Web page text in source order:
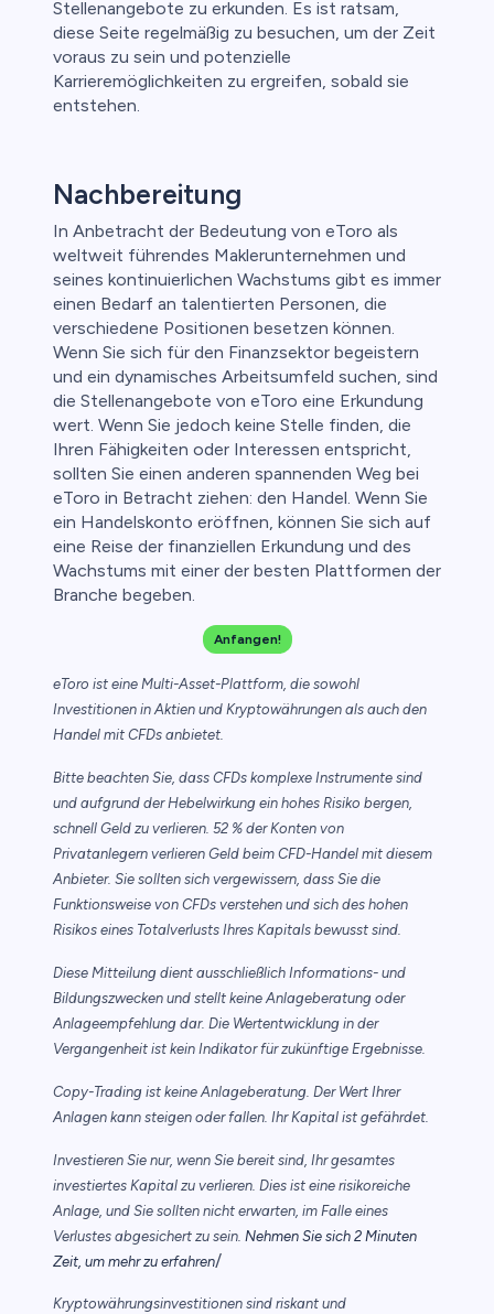
Stellenangebote zu erkunden. Es ist ratsam,
diese Seite regelmäßig zu besuchen, um der Zeit
voraus zu sein und potenzielle
Karrieremöglichkeiten zu ergreifen, sobald sie
entstehen.
Nachbereitung
In Anbetracht der Bedeutung von eToro als
weltweit führendes Maklerunternehmen und
seines kontinuierlichen Wachstums gibt es immer
einen Bedarf an talentierten Personen, die
verschiedene Positionen besetzen können.
Wenn Sie sich für den Finanzsektor begeistern
und ein dynamisches Arbeitsumfeld suchen, sind
die Stellenangebote von eToro eine Erkundung
wert. Wenn Sie jedoch keine Stelle finden, die
Ihren Fähigkeiten oder Interessen entspricht,
sollten Sie einen anderen spannenden Weg bei
eToro in Betracht ziehen: den Handel. Wenn Sie
ein Handelskonto eröffnen, können Sie sich auf
eine Reise der finanziellen Erkundung und des
Wachstums mit einer der besten Plattformen der
Branche begeben.
Anfangen!
eToro ist eine Multi-Asset-Plattform, die sowohl
Investitionen in Aktien und Kryptowährungen als auch den
Handel mit CFDs anbietet.
Bitte beachten Sie, dass CFDs komplexe Instrumente sind
und aufgrund der Hebelwirkung ein hohes Risiko bergen,
schnell Geld zu verlieren. 52 % der Konten von
Privatanlegern verlieren Geld beim CFD-Handel mit diesem
Anbieter. Sie sollten sich vergewissern, dass Sie die
Funktionsweise von CFDs verstehen und sich des hohen
Risikos eines Totalverlusts Ihres Kapitals bewusst sind.
Diese Mitteilung dient ausschließlich Informations- und
Bildungszwecken und stellt keine Anlageberatung oder
Anlageempfehlung dar. Die Wertentwicklung in der
Vergangenheit ist kein Indikator für zukünftige Ergebnisse.
Copy-Trading ist keine Anlageberatung. Der Wert Ihrer
Anlagen kann steigen oder fallen. Ihr Kapital ist gefährdet.
Investieren Sie nur, wenn Sie bereit sind, Ihr gesamtes
investiertes Kapital zu verlieren. Dies ist eine risikoreiche
Anlage, und Sie sollten nicht erwarten, im Falle eines
Verlustes abgesichert zu sein. Nehmen Sie sich 2 Minuten
Zeit, um mehr zu erfahren/
Kryptowährungsinvestitionen sind riskant und